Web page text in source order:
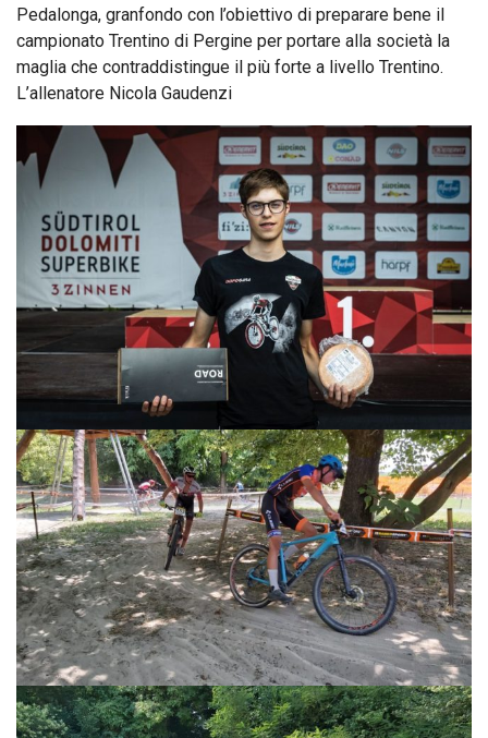
Pedalonga, granfondo con l’obiettivo di preparare bene il
campionato Trentino di Pergine per portare alla società la
maglia che contraddistingue il più forte a livello Trentino.
L’allenatore Nicola Gaudenzi